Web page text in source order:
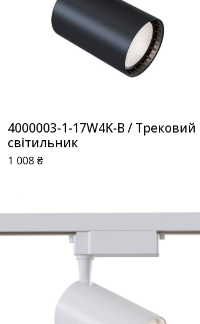
4000003-1-17W4K-B / Трековий
світильник
1 008₴